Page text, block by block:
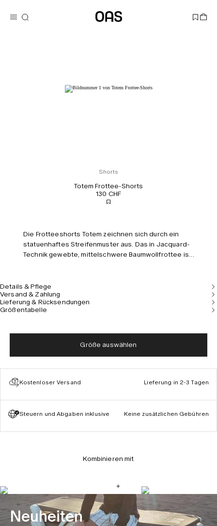
Shorts
Totem Frottee-Shorts
130 CHF
Die Frotteeshorts Totem zeichnen sich durch ein
statuenhaftes Streifenmuster aus. Das in Jacquard-
Technik gewebte, mittelschwere Baumwollfrottee ist
Taschen und einen bequemen Kordelzug im Bund.
Kombiniert mit dem passenden Shirt ist der Look
komplett. Das Model ist 180 cm/5’11’’ groß und trägt
Details & Pflege
Versand & Zahlung
Lieferung & Rücksendungen
Größentabelle
Größe auswählen
Kostenloser Versand Lieferung in 2-3 Tagen
Steuern und Abgaben inklusive Keine zusätzlichen Gebühren
Kombinieren mit
Neuheiten